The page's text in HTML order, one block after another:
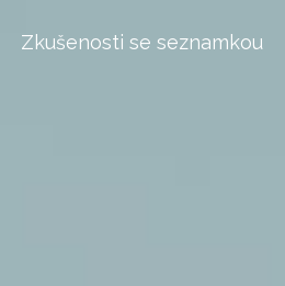
Zkušenosti se seznamkou